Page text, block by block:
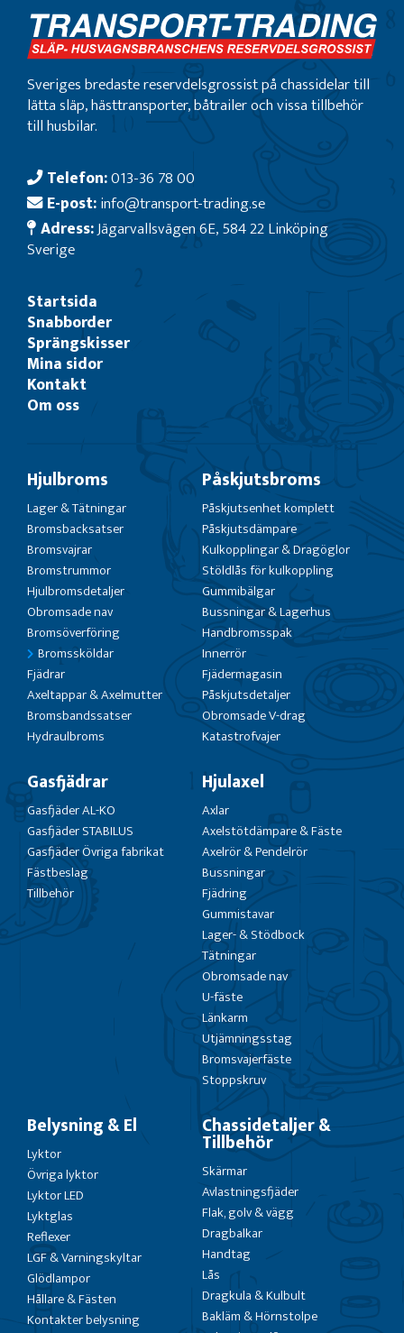
Sveriges bredaste reservdelsgrossist på chassidelar till
lätta släp, hästtransporter, båtrailer och vissa tillbehör
till husbilar.
Telefon:013-36 78 00
E-post:info@transport-trading.se
Adress:Jägarvallsvägen 6E, 584 22 Linköping
Sverige
Startsida
Snabborder
Sprängskisser
Mina sidor
Kontakt
Om oss
Hjulbroms
Lager & Tätningar
Bromsbacksatser
Bromsvajrar
Bromstrummor
Hjulbromsdetaljer
Obromsade nav
Bromsöverföring
Bromssköldar
Fjädrar
Axeltappar & Axelmutter
Bromsbandssatser
Hydraulbroms
Påskjutsbroms
Påskjutsenhet komplett
Påskjutsdämpare
Kulkopplingar & Dragöglor
Stöldlås för kulkoppling
Gummibälgar
Bussningar & Lagerhus
Handbromsspak
Innerrör
Fjädermagasin
Påskjutsdetaljer
Obromsade V-drag
Katastrofvajer
Gasfjädrar
Gasfjäder AL-KO
Gasfjäder STABILUS
Gasfjäder Övriga fabrikat
Fästbeslag
Tillbehör
Hjulaxel
Axlar
Axelstötdämpare & Fäste
Axelrör & Pendelrör
Bussningar
Fjädring
Gummistavar
Lager- & Stödbock
Tätningar
Obromsade nav
U-fäste
Länkarm
Utjämningsstag
Bromsvajerfäste
Stoppskruv
Belysning & El
Lyktor
Övriga lyktor
Lyktor LED
Lyktglas
Reflexer
LGF & Varningskyltar
Glödlampor
Hållare & Fästen
Kontakter belysning
Chassidetaljer &
Tillbehör
Skärmar
Avlastningsfjäder
Flak, golv & vägg
Dragbalkar
Handtag
Lås
Dragkula & Kulbult
Bakläm & Hörnstolpe